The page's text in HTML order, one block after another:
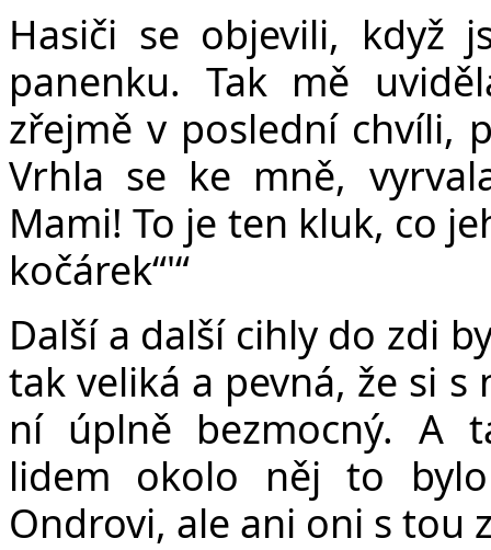
Hasiči se objevili, když
panenku. Tak mě
zřejmě v poslední chvíli,
Vrhla se ke mně,
Mami! To je ten kluk, co
kočárek“'“
Další a další cihly do zdi
tak veliká a pevná, že si
ní úplně bezmocný. A
lidem okolo něj to
Ondrovi, ale ani oni s tou